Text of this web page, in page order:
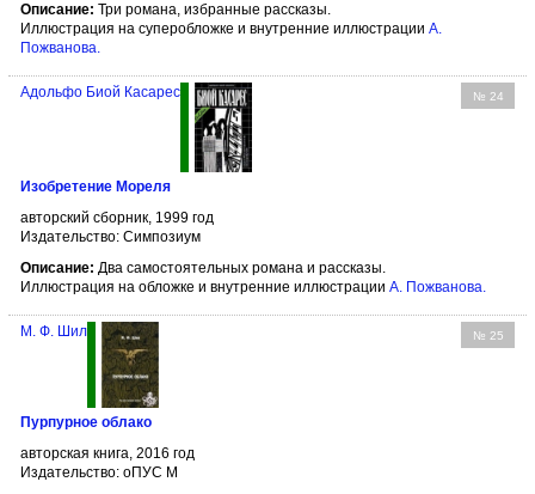
Описание: Три романа, избранные рассказы.
Иллюстрация на суперобложке и внутренние иллюстрации А.
Пожванова.
№ 24
Адольфо Биой Касарес
Изобретение Мореля
авторский сборник, 1999 год
Издательство: Симпозиум
Описание: Два самостоятельных романа и рассказы.
Иллюстрация на обложке и внутренние иллюстрации А. Пожванова
№ 25
М. Ф. Шил
Пурпурное облако
авторская книга, 2016 год
Издательство: оПУС М